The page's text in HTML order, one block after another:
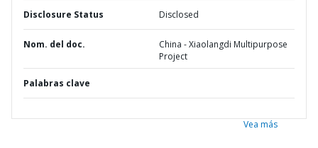
Disclosure Status Disclosed
Nom. del doc.
China - Xiaolangdi Multipurpose
Project
Palabras clave
Vea más